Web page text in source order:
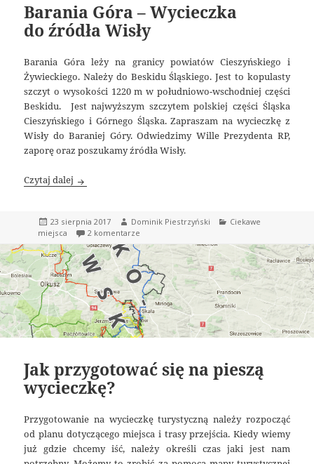
Barania Góra – Wycieczka
do źródła Wisły
Barania Góra leży na granicy powiatów Cieszyńskiego i
Żywieckiego. Należy do Beskidu Śląskiego. Jest to kopulasty
szczyt o wysokości 1220 m w południowo-wschodniej części
Beskidu. Jest najwyższym szczytem polskiej części Śląska
Cieszyńskiego i Górnego Śląska. Zapraszam na wycieczkę z
Wisły do Baraniej Góry. Odwiedzimy Wille Prezydenta RP,
zaporę oraz poszukamy źródła Wisły.
Czytaj dalej Barania Góra – Wycieczka do źródła Wisły
Data
publikacji
23 sierpnia 2017 Autor
Dominik Piestrzyński Kategorie
Ciekawe
miejsca
2 komentarzedo Barania Góra – Wycieczka do źródła Wisły
Jak przygotować się na pieszą
wycieczkę?
Przygotowanie na wycieczkę turystyczną należy rozpocząć
od planu dotyczącego miejsca i trasy przejścia. Kiedy wiemy
już gdzie chcemy iść, należy określi czas jaki jest nam